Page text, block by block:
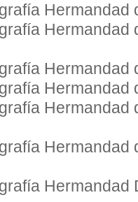
Hermandad
Hermandad
Hermandad
Hermandad
Hermandad
Hermandad
Hermandad